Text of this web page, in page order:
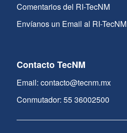
Comentarios del RI-TecNM
Envíanos un Email al RI-TecNM
Contacto TecNM
Email: contacto@tecnm.mx
Conmutador: 55 36002500